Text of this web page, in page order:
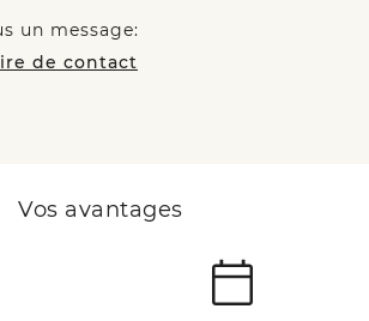
un message:
de contact
Vos avantages